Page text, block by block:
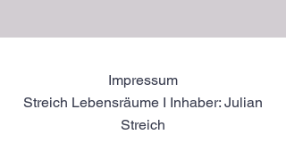
Impressum
Streich Lebensräume I Inhaber: Julian
Streich